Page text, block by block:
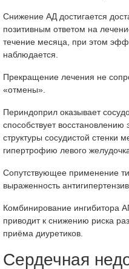
Снижение АД достигается
позитивным ответом на
течение месяца, при этом
наблюдается.
Прекращение лечения не
«отмены».
Периндоприл оказывает
способствует восстановлению
структуры сосудистой стенки
гипертрофию левого
Сопутствующее применение
выраженность
Комбинирование ингибитора
приводит к снижению риска
приёма диуретиков.
Сердечная